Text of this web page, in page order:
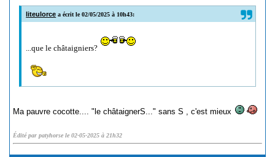
liteulorce a écrit le 02/05/2025 à 10h43:
...que le châtaigniers?
Ma pauvre cocotte.... "le châtaignerS..." sans S , c'est mieux
Édité par patyhorse le 02-05-2025 à 21h32